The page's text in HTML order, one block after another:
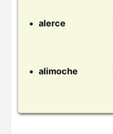
alerce
alimoche